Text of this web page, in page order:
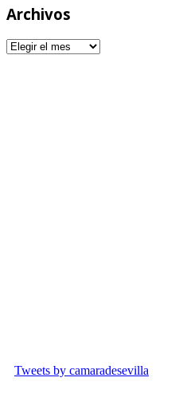
Archivos
Archivos
Tweets by camaradesevilla